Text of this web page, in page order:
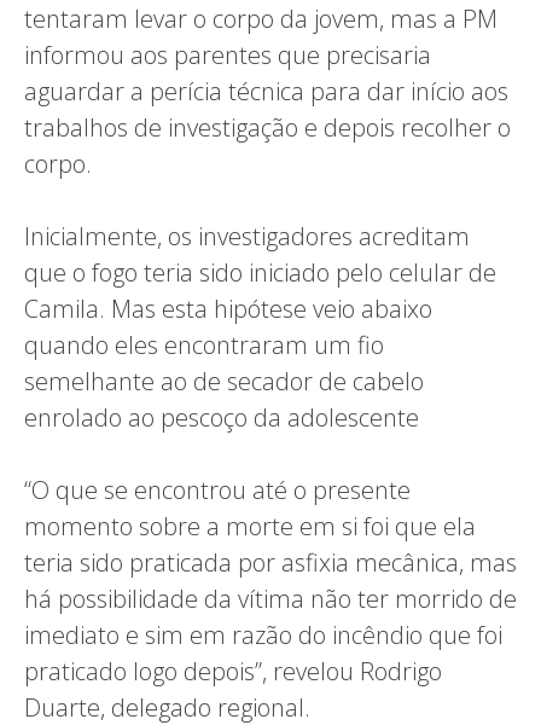
tentaram levar o corpo da jovem, mas a PM
informou aos parentes que precisaria
aguardar a perícia técnica para dar início aos
trabalhos de investigação e depois recolher o
corpo.
Inicialmente, os investigadores acreditam
que o fogo teria sido iniciado pelo celular de
Camila. Mas esta hipótese veio abaixo
quando eles encontraram um fio
semelhante ao de secador de cabelo
enrolado ao pescoço da adolescente
“O que se encontrou até o presente
momento sobre a morte em si foi que ela
teria sido praticada por asfixia mecânica, mas
há possibilidade da vítima não ter morrido de
imediato e sim em razão do incêndio que foi
praticado logo depois”, revelou Rodrigo
Duarte, delegado regional.